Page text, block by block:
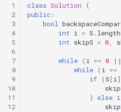
1
2
3
4
5
6
7
8
9
10
11
12
class Solution
{
public :
bool
int i = S . length
int skipS = 0
while ( i >= 0 ||
while ( i >=
if (S[i ]
} else